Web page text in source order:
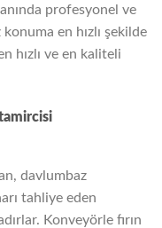
profesyonel ve
en hızlı şekilde
hızlı ve en kaliteli
davlumbaz
tahliye eden
Konveyörle fırın